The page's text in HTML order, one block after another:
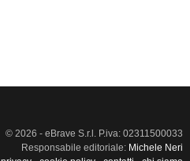
© 2026 - eBrave S.r.l. P.iva: 02311500033
Responsabile editoriale: Michele Neri